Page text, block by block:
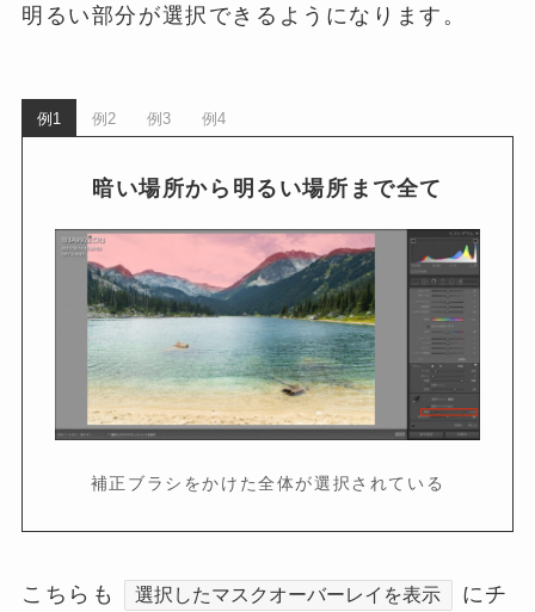
明るい部分が選択できるようになります。
例1 例2 例3 例4
暗い場所から明るい場所まで全て
補正ブラシをかけた全体が選択されている
こちらも 選択したマスクオーバーレイを表示
にチ